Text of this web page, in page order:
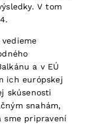
V tom
a v EÚ
ich európskej
skúsenosti
snahám,
sme pripravení